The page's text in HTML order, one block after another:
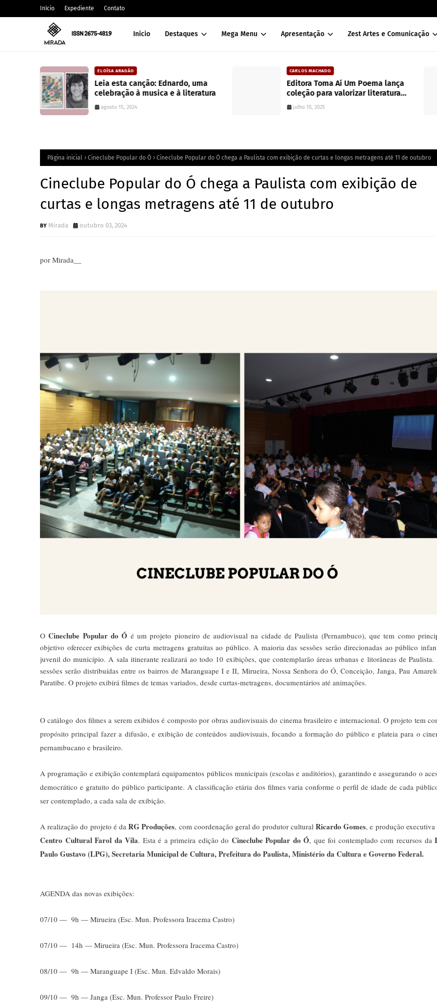
Início Expediente Contato
Início Destaques Mega Menu Apresentação Zest Artes e Comunicação
ELOÍSA ARAGÃO
Leia esta canção: Ednardo, uma
celebração à musica e à literatura
agosto 15, 2024
CARLOS MACHADO
Editora Toma Aí Um Poema lança
coleção para valorizar literatura
paranaense
julho 10, 2025
Página inicial Cineclube Popular do Ó Cineclube Popular do Ó chega a Paulista com exibição de curtas e longas metragens até 11 de outubro
Cineclube Popular do Ó chega a Paulista com exibição de
curtas e longas metragens até 11 de outubro
Mirada outubro 03, 2024
por Mirada__
O Cineclube Popular do Ó é um projeto pioneiro de audiovisual na cidade de Paulista (Pernambuco), que tem como
objetivo oferecer exibições de curta metragens gratuitas ao público. A maioria das sessões serão direcionadas ao público
juvenil do município. A sala itinerante realizará ao todo 10 exibições, que contemplarão áreas urbanas e litorâneas de Paulista.
sessões serão distribuídas entre os bairros de Maranguape I e II, Mirueira, Nossa Senhora do Ó, Conceição, Janga, Pau
Paratibe. O projeto exibirá filmes de temas variados, desde curtas-metragens, documentários até animações.
O catálogo dos filmes a serem exibidos é composto por obras audiovisuais do cinema brasileiro e internacional. O projeto tem
propósito principal fazer a difusão, e exibição de conteúdos audiovisuais, focando a formação do público e plateia para o
pernambucano e brasileiro.
A programação e exibição contemplará equipamentos públicos municipais (escolas e auditórios), garantindo e assegurando o
democrático e gratuito do público participante. A classificação etária dos filmes varia conforme o perfil de idade de cada
ser contemplado, a cada sala de exibição.
A realização do projeto é daRG Produções, com coordenação geral do produtor cultural Ricardo Gomes, e produção executiva
Centro Cultural Farol da Vila. Esta é a primeira edição do Cineclube Popular do Ó, que foi contemplado com recursos da
Paulo Gustavo (LPG), Secretaria Municipal de Cultura, Prefeitura do Paulista, Ministério da Cultura e Governo Federal.
AGENDA das novas exibições:
07/10 — 9h — Mirueira (Esc. Mun. Professora Iracema Castro)
07/10 — 14h — Mirueira (Esc. Mun. Professora Iracema Castro)
08/10 — 9h — Maranguape I (Esc. Mun. Edvaldo Morais)
09/10 — 9h — Janga (Esc. Mun. Professor Paulo Freire)